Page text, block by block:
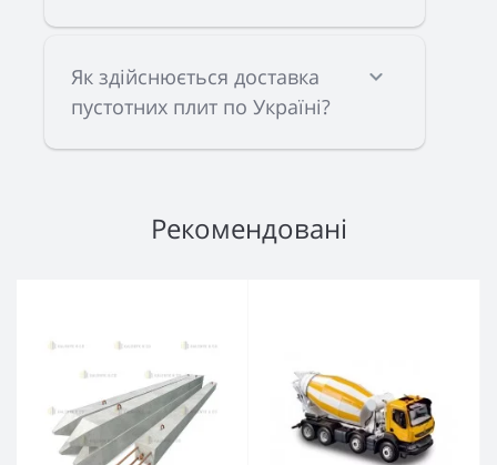
Як здійснюється доставка
пустотних плит по Україні?
Рекомендовані